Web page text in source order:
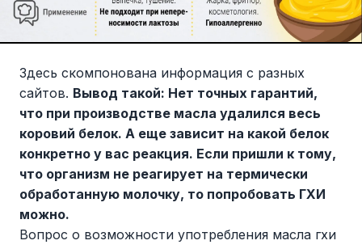
Здесь скомпонована информация с разных
сайтов. Вывод такой: Нет точных гарантий,
что при производстве масла удалился весь
коровий белок. А еще зависит на какой белок
конкретно у вас реакция. Если пришли к тому,
что организм не реагирует на термически
обработанную молочку, то попробовать ГХИ
можно.
Вопрос о возможности употребления масла гхи